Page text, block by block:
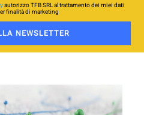
autorizzo TFB SRL al trattamento dei miei dati
finalità di marketing
NEWSLETTER